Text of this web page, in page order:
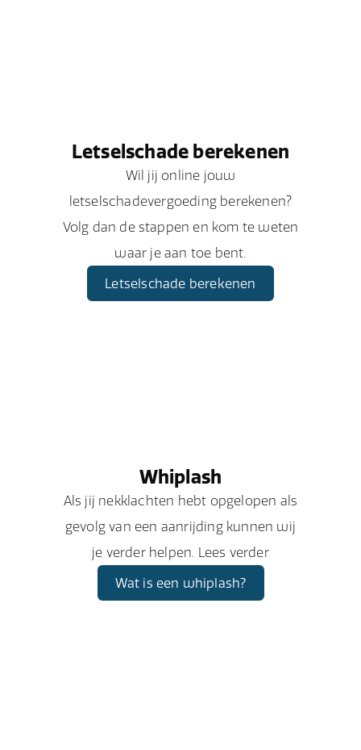
Letselschade berekenen
Wil jij online jouw
letselschadevergoeding berekenen?
Volg dan de stappen en kom te weten
waar je aan toe bent.
Letselschade berekenen
Whiplash
Als jij nekklachten hebt opgelopen als
gevolg van een aanrijding kunnen wij
je verder helpen. Lees verder
Wat is een whiplash?